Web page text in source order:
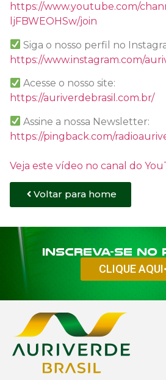
https://www.youtube.com/
ljFBWEOHSw/join
Siga o nosso perfil no
https://www.instagram.com/
Acesse o nosso site:
https://auriverdebrasil.com.br/
Assine a nossa Newsletter:
https://pingback.com/
Veja este vídeo no canal do
Voltar para home
Inscreva-se no
CLIQUE AQUI